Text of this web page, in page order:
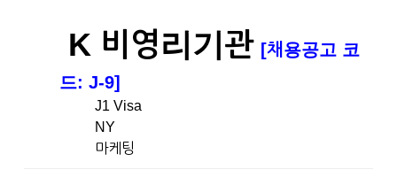
K 비영리기관 [채용공고 코
드: J-9]
J1 Visa
NY
마케팅